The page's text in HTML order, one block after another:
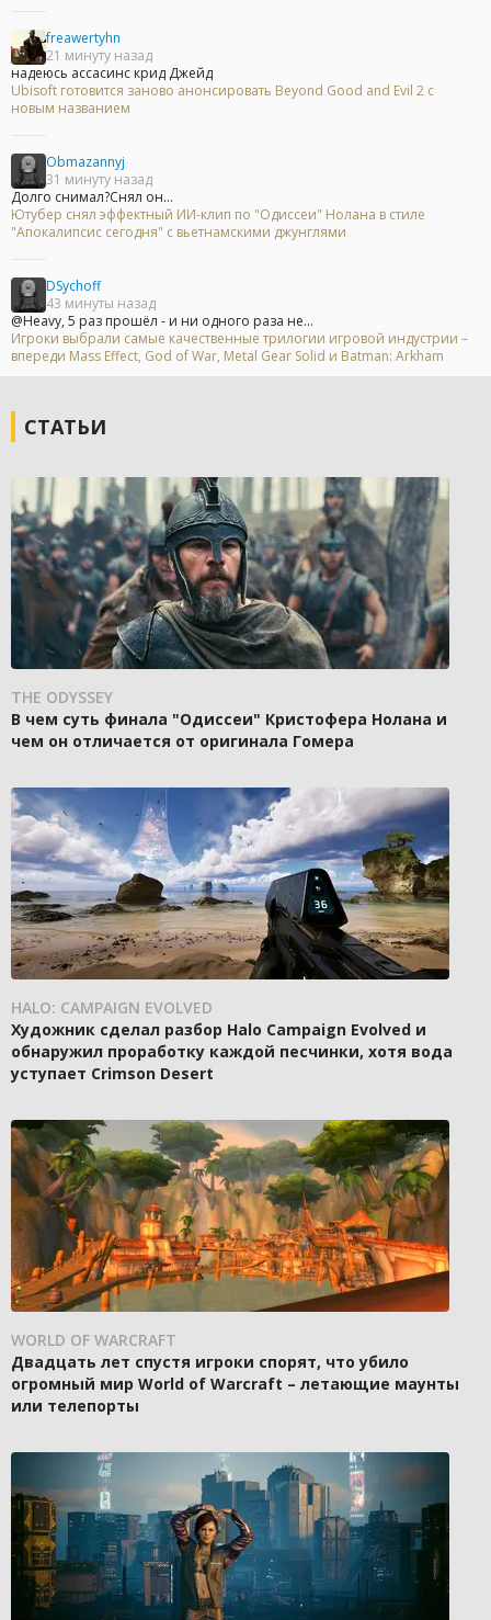
freawertyhn
21 минуту назад
надеюсь ассасинс крид Джейд
Ubisoft готовится заново анонсировать Beyond Good and Evil 2 с
новым названием
Obmazannyj
31 минуту назад
Долго снимал?Снял он...
Ютубер снял эффектный ИИ-клип по "Одиссеи" Нолана в стиле
"Апокалипсис сегодня" с вьетнамскими джунглями
DSychoff
43 минуты назад
@Heavy, 5 раз прошёл - и ни одного раза не...
Игроки выбрали самые качественные трилогии игровой индустрии –
впереди Mass Effect, God of War, Metal Gear Solid и Batman: Arkham
СТАТЬИ
THE ODYSSEY
В чем суть финала "Одиссеи" Кристофера Нолана и
чем он отличается от оригинала Гомера
HALO: CAMPAIGN EVOLVED
Художник сделал разбор Halo Campaign Evolved и
обнаружил проработку каждой песчинки, хотя вода
уступает Crimson Desert
WORLD OF WARCRAFT
Двадцать лет спустя игроки спорят, что убило
огромный мир World of Warcraft – летающие маунты
или телепорты